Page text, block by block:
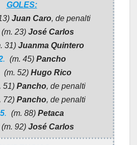
GOLES:
Juan Caro, de penalti
(m. 23) José Carlos
31) Juanma Quintero
. (m. 45) Pancho
(m. 52) Hugo Rico
51) Pancho, de penalti
72) Pancho, de penalti
. (m. 88) Petaca
(m. 92) José Carlos